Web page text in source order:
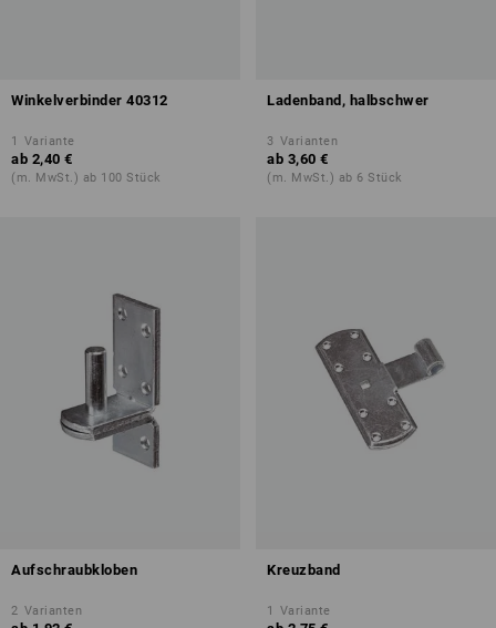
Winkelverbinder 40312
1 Variante
ab 2,40 €
(m. MwSt.) ab 100 Stück
Ladenband, halbschwer
3 Varianten
ab 3,60 €
(m. MwSt.) ab 6 Stück
Aufschraubkloben
2 Varianten
Kreuzband
1 Variante